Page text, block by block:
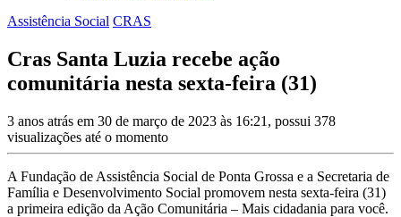
Assistência Social CRAS
Cras Santa Luzia recebe ação
comunitária nesta sexta-feira (31)
3 anos atrás em 30 de março de 2023 às 16:21, possui 378
visualizações até o momento
A Fundação de Assistência Social de Ponta Grossa e a Secretaria de
Família e Desenvolvimento Social promovem nesta sexta-feira (31)
a primeira edição da Ação Comunitária – Mais cidadania para você.